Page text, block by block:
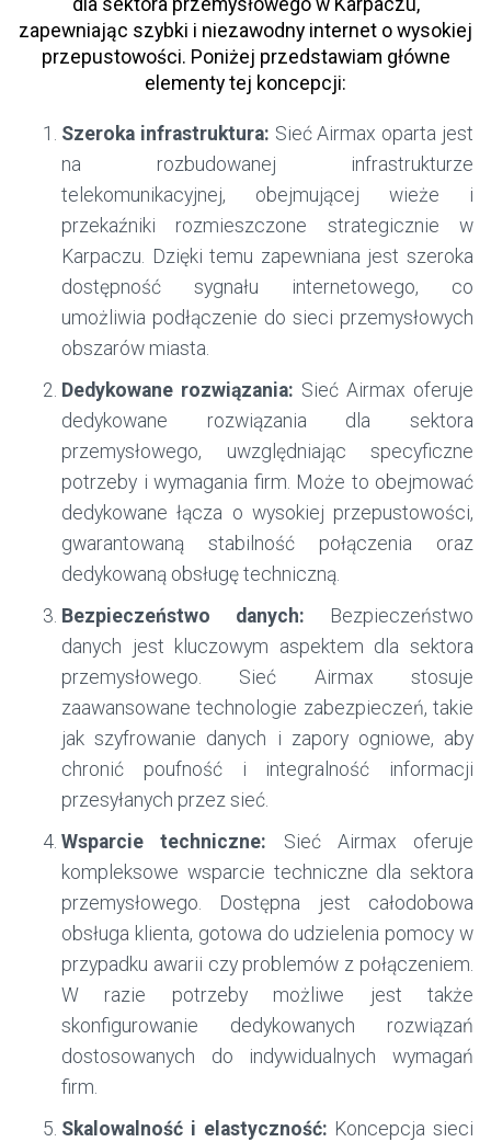
dla sektora przemysłowego w Karpaczu,
zapewniając szybki i niezawodny internet o wysokiej
przepustowości. Poniżej przedstawiam główne
elementy tej koncepcji:
Szeroka infrastruktura: Sieć Airmax oparta jest
na rozbudowanej infrastrukturze
telekomunikacyjnej, obejmującej wieże i
przekaźniki rozmieszczone strategicznie w
Karpaczu. Dzięki temu zapewniana jest szeroka
dostępność sygnału internetowego, co
umożliwia podłączenie do sieci przemysłowych
obszarów miasta.
Dedykowane rozwiązania: Sieć Airmax oferuje
dedykowane rozwiązania dla sektora
przemysłowego, uwzględniając specyficzne
potrzeby i wymagania firm. Może to obejmować
dedykowane łącza o wysokiej przepustowości,
gwarantowaną stabilność połączenia oraz
dedykowaną obsługę techniczną.
Bezpieczeństwo danych: Bezpieczeństwo
danych jest kluczowym aspektem dla sektora
przemysłowego. Sieć Airmax stosuje
zaawansowane technologie zabezpieczeń, takie
jak szyfrowanie danych i zapory ogniowe, aby
chronić poufność i integralność informacji
przesyłanych przez sieć.
Wsparcie techniczne: Sieć Airmax oferuje
kompleksowe wsparcie techniczne dla sektora
przemysłowego. Dostępna jest całodobowa
obsługa klienta, gotowa do udzielenia pomocy w
przypadku awarii czy problemów z połączeniem.
W razie potrzeby możliwe jest także
skonfigurowanie dedykowanych rozwiązań
dostosowanych do indywidualnych wymagań
firm.
Skalowalność i elastyczność: Koncepcja sieci